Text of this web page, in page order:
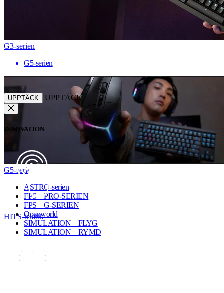
G3-serien
G5-serien
G5-serien
ASTRO-serien
FPS – PRO-SERIEN
FPS – G-SERIEN
Openworld
SIMULATION – FLYG
SIMULATION – RYMD
UPPTÄCK UPPTÄCK
INNOVATION
HITS-teknik